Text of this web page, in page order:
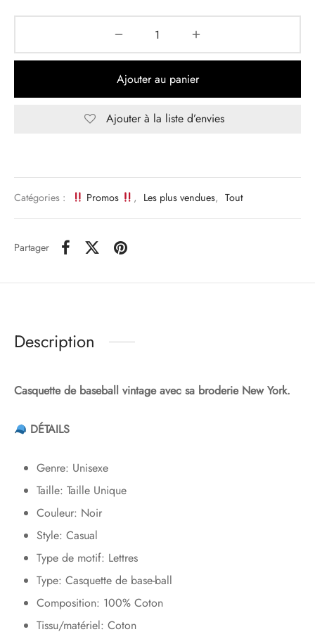
29,89 €.20,92 €.
Ajouter au panier
Ajouter à la liste d’envies
Catégories : Promos , Les plus vendues, Tout
Partager
Description
Casquette de baseball vintage avec sa broderie New York.
DÉTAILS
Genre: Unisexe
Taille: Taille Unique
Couleur: Noir
Style: Casual
Type de motif: Lettres
Type: Casquette de base-ball
Composition: 100% Coton
Tissu/matériel: Coton